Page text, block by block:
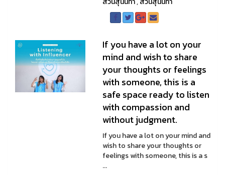
If you have a lot on your
mind and wish to share
your thoughts or feelings
with someone, this is a
safe space ready to listen
with compassion and
without judgment.
If you have a lot on your mind and
wish to share your thoughts or
feelings with someone, this is a s
...